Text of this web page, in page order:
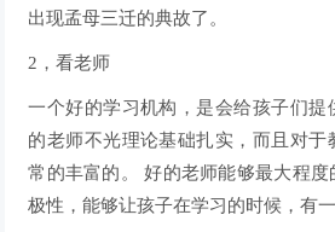
出现孟母三迁的典故了。
2，看老师
一个好的学习机构，是会给孩子们提
的老师不光理论基础扎实，而且对于
常的丰富的。 好的老师能够最大程
极性，能够让孩子在学习的时候，有一